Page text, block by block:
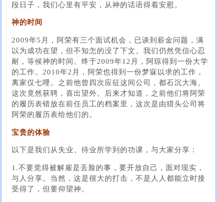
段日子，我们心里有平安，从神的话语得着安慰。
神的时间
2009年5月，阿荣有三个面试机会，已谈到薪金问题，满
以为成功在望，但不知怎的没了下文。我们仍然凭信心忍
耐，等候神的时间。终于2009年12月，阿琼得到一份大学
的工作。2010年2月，阿荣也得到一份梦寐以求的工作，
离家仅七哩。之前他曾四次应征这间公司，都石沉大海。
这次竟然获聘，喜出望外。后来才知道，之前他们将阿荣
的履历表错放在前任员工的档案里，这次是由猎头公司将
阿荣的履历表给他们的。
宝贵的体验
以下是我们从失业、待业所学到的功课，与大家分享：
1.不要觉得被解雇是丢脸的事，要开放自己，面对现实，
与人分享。当然，这是很大的打击，不是人人都能立时接
受得了，但要仰望神。